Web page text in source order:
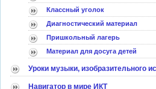
Классный уголок
Диагностический материал
Пришкольный лагерь
Материал для досуга детей
Уроки музыки, изобразительного
Навигатор в мире ИКТ